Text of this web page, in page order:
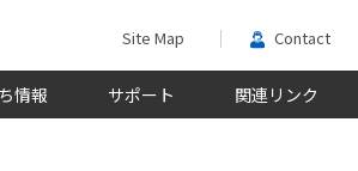
Site Map Contact
情報 サポート 関連リンク